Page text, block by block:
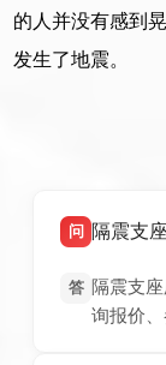
的人并没有感到
发生了地震。
问 隔震支
答 隔震支
询报价、